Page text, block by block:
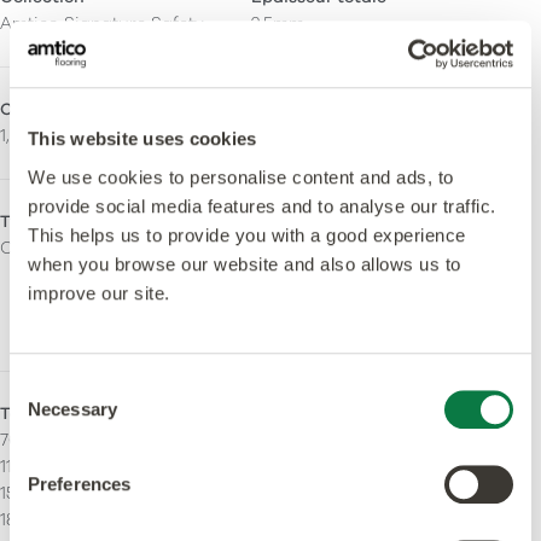
This website uses cookies
We use cookies to personalise content and ads, to
provide social media features and to analyse our traffic.
This helps us to provide you with a good experience
when you browse our website and also allows us to
improve our site.
Selection
Necessary
Preferences
Amtico Signature Safety
2,5mm
Couche d'usure
1,0mm
Quantum Guard Elite
Type de finition
Ceramic
Sans orthophtalate
Oui - Fabriqué à partir de
plastifiants sans ortho-
Tailles - Fil Droit
76,2 x 914,4 mm
114.3 x 914.4 mm
152,4 x 914,4 mm
184.2 x 1219.2 mm